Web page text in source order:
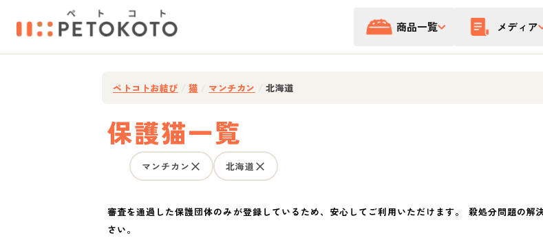
商品一覧 メディア
ペトコトお結び 猫 マンチカン 北海道
保護猫一覧
マンチカン 北海道
審査を通過した保護団体のみが登録しているため、安心してご利用いただけます。 殺処分問題の
さい。